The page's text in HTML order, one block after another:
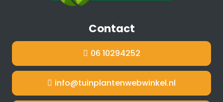
Contact
06 10294252
info@tuinplantenwebwinkel.nl